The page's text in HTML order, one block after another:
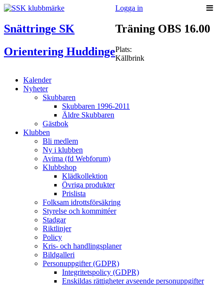
Logga in
Snättringe SK
Orientering Huddinge
Kalender
Nyheter
Skubbaren
Skubbaren 1996-2011
Äldre Skubbaren
Gästbok
Klubben
Bli medlem
Ny i klubben
Avima (fd Webforum)
Klubbshop
Klädkollektion
Övriga produkter
Prislista
Folksam idrottsförsäkring
Styrelse och kommittéer
Stadgar
Riktlinjer
Policy
Kris- och handlingsplaner
Bildgalleri
Personuppgifter (GDPR)
Integritetspolicy (GDPR)
Enskildas rättigheter avseende personuppgifter
Träning OBS 16.00
Plats:
Källbrink